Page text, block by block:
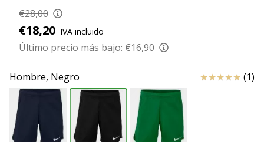
¡Nuestros
consejos
te
ayudarán
elegir
el
regalo
perfecto!
Encuentra…
€28,00
€18,20 IVA incluido
Último precio más bajo: €16,90
Hombre, Negro Reseña (1)